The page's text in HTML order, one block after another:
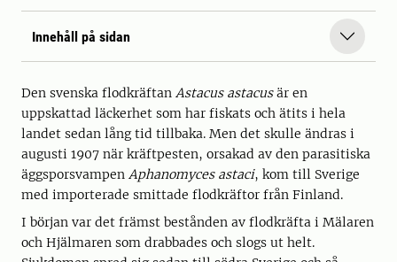
Innehåll på sidan
Den svenska flodkräftan Astacus astacusär en
uppskattad läckerhet som har fiskats och ätits i hela
landet sedan lång tid tillbaka. Men det skulle ändras i
augusti 1907 när kräftpesten, orsakad av den parasitiska
äggsporsvampen Aphanomyces astaci, kom till Sverige
med importerade smittade flodkräftor från Finland.
I början var det främst bestånden av flodkräfta i Mälaren
och Hjälmaren som drabbades och slogs ut helt.